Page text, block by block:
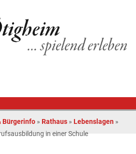
Bürgerinfo » Rathaus » Lebenslagen »
in einer Schule